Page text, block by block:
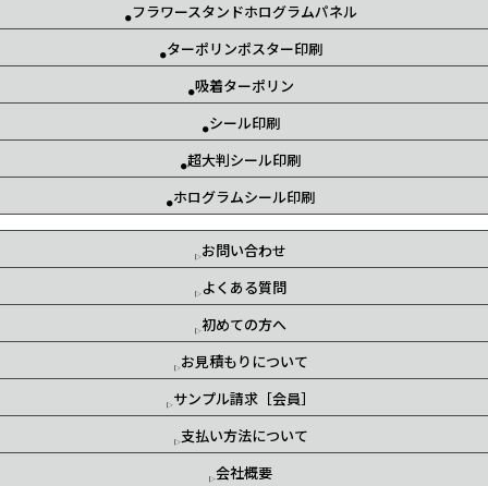
フラワースタンドホログラムパネル
ターポリンポスター印刷
吸着ターポリン
シール印刷
超大判シール印刷
ホログラムシール印刷
お問い合わせ
よくある質問
初めての方へ
お見積もりについて
サンプル請求［会員］
支払い方法について
会社概要